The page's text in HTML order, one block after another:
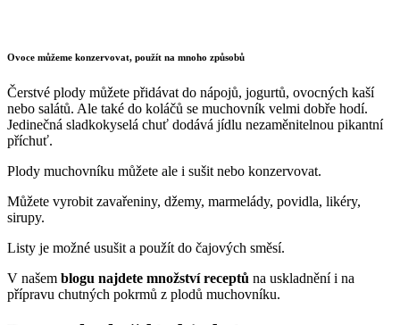
Ovoce můžeme konzervovat, použít na mnoho způsobů
Čerstvé plody můžete přidávat do nápojů, jogurtů, ovocných kaší
nebo salátů. Ale také do koláčů se muchovník velmi dobře hodí.
Jedinečná sladkokyselá chuť dodává jídlu nezaměnitelnou pikantní
příchuť.
Plody muchovníku můžete ale i sušit nebo konzervovat.
Můžete vyrobit zavařeniny, džemy, marmelády, povidla, likéry,
sirupy.
Listy je možné usušit a použít do čajových směsí.
V našem blogu najdete množství receptů na uskladnění i na
přípravu chutných pokrmů z plodů muchovníku.